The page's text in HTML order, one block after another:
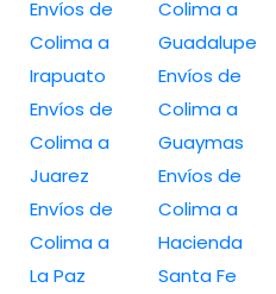
Envíos de
Colima a
Irapuato
Envíos de
Colima a
Juarez
Envíos de
Colima a
La Paz
Colima a
Guadalupe
Envíos de
Colima a
Guaymas
Envíos de
Colima a
Hacienda
Santa Fe